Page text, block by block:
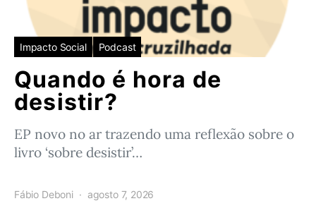
Impacto Social Podcast
Quando é hora de
desistir?
EP novo no ar trazendo uma reflexão sobre o
livro ‘sobre desistir’…
Fábio Deboni agosto 7, 2026